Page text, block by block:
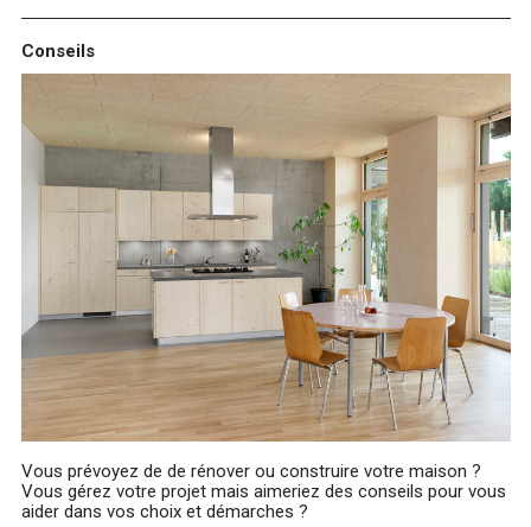
Conseils
Vous prévoyez de de rénover ou construire votre maison ?
Vous gérez votre projet mais aimeriez des conseils pour vous
aider dans vos choix et démarches ?